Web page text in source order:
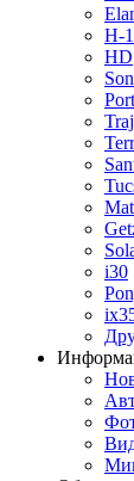
H-
HD
i30